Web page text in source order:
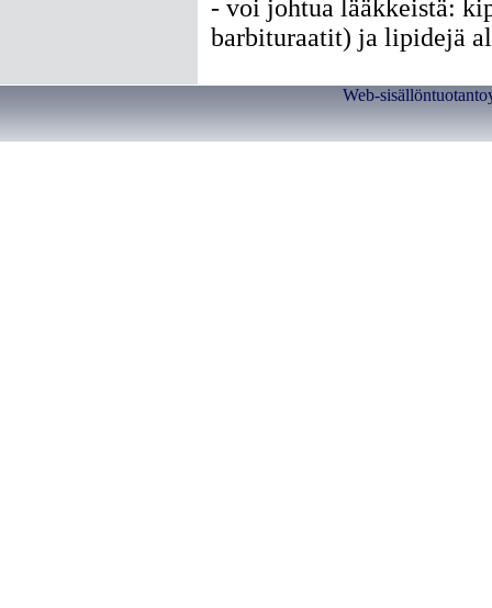
- voi johtua lääkkeistä:
barbituraatit) ja lipidejä
Web-